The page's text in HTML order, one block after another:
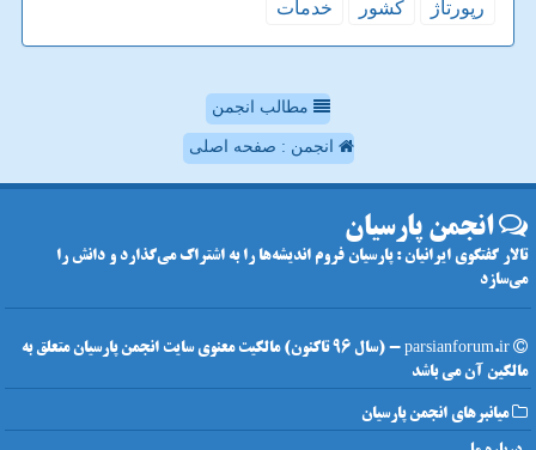
رپورتاژ
كشور خدمات
مطالب انجمن
انجمن : صفحه اصلی
انجمن پارسیان
تالار گفتگوی ایرانیان : پارسیان فروم اندیشه‌ها را به اشتراک می‌گذارد و دانش را
می‌سازد
parsianforum.ir - (سال 96 تاکنون) مالکیت معنوی سایت انجمن پارسیان متعلق به
مالکین آن می باشد
میانبرهای انجمن پارسیان